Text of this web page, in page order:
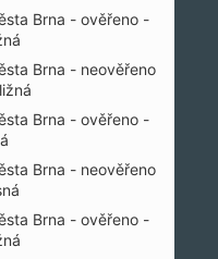
Brna - ověřeno -
Brna - neověřeno
Brna - ověřeno -
Brna - neověřeno
Brna - ověřeno -